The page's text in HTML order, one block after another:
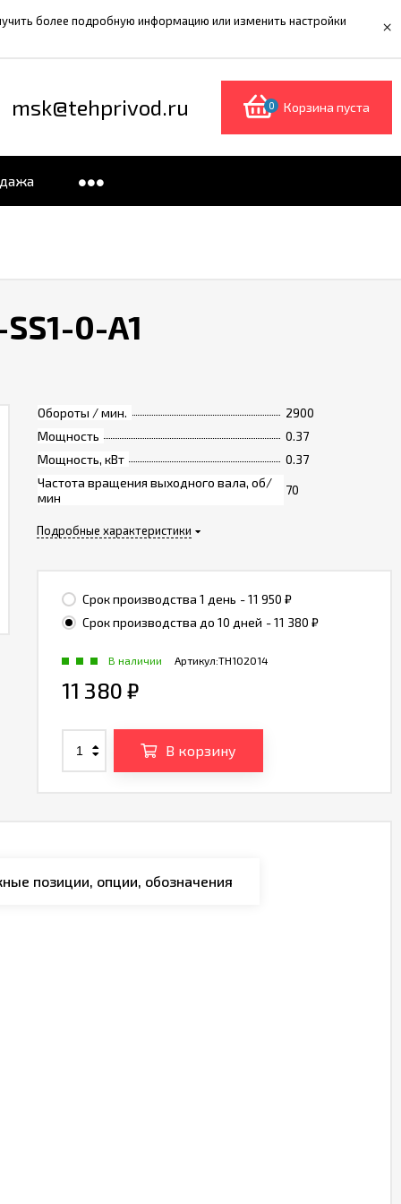
более подробную информацию или изменить настройки ×
msk@tehprivod.ru 0 Корзина пуста
0-A1
Обороты / мин.
2900
Мощность
0.37
Мощность, кВт
0.37
Частота вращения выходного вала, об/
мин
70
Подробные характеристики
Срок производства 1 день - 11 950 ₽
Срок производства до 10 дней - 11 380 ₽
Артикул:TH102014
В наличии
11 380 ₽
В корзину
позиции, опции, обозначения